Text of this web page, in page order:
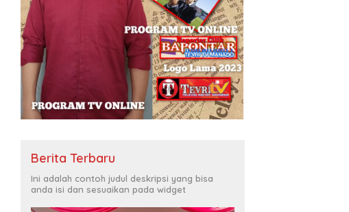
Berita Terbaru
Ini adalah contoh judul deskripsi yang bisa
anda isi dan sesuaikan pada widget